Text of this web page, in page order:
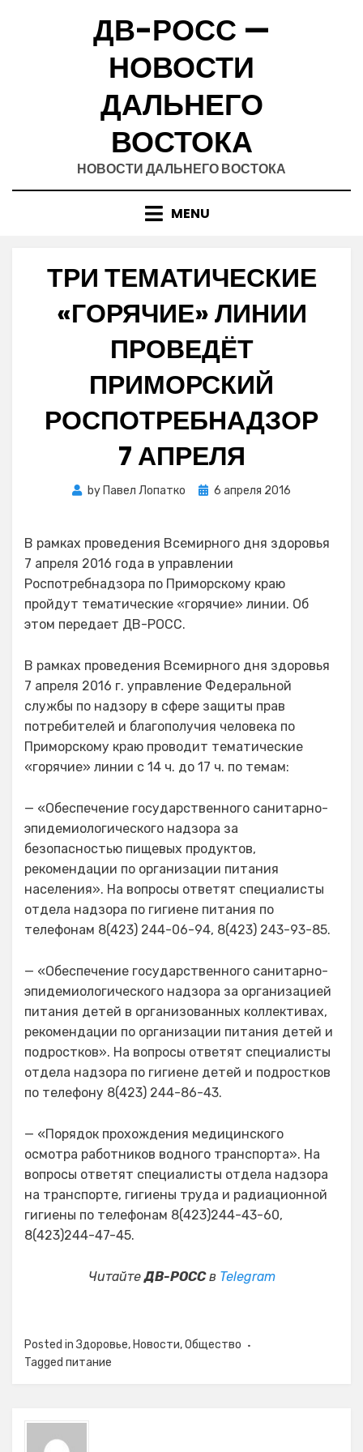
ДВ-РОСС —
НОВОСТИ
ДАЛЬНЕГО
ВОСТОКА
НОВОСТИ ДАЛЬНЕГО ВОСТОКА
MENU
ТРИ ТЕМАТИЧЕСКИЕ
«ГОРЯЧИЕ» ЛИНИИ
ПРОВЕДЁТ
ПРИМОРСКИЙ
РОСПОТРЕБНАДЗОР
7 АПРЕЛЯ
by Павел Лопатко
Posted
6 апреля 2016
В рамках проведения Всемирного дня здоровья
7 апреля 2016 года в управлении
Роспотребнадзора по Приморскому краю
пройдут тематические «горячие» линии. Об
этом передает ДВ-РОСС.
В рамках проведения Всемирного дня здоровья
7 апреля 2016 г. управление Федеральной
службы по надзору в сфере защиты прав
потребителей и благополучия человека по
Приморскому краю проводит тематические
«горячие» линии с 14 ч. до 17 ч. по темам:
— «Обеспечение государственного санитарно-
эпидемиологического надзора за
безопасностью пищевых продуктов,
рекомендации по организации питания
населения». На вопросы ответят специалисты
отдела надзора по гигиене питания по
телефонам 8(423) 244-06-94, 8(423) 243-93-85.
— «Обеспечение государственного санитарно-
эпидемиологического надзора за организацией
питания детей в организованных коллективах,
рекомендации по организации питания детей и
подростков». На вопросы ответят специалисты
отдела надзора по гигиене детей и подростков
по телефону 8(423) 244-86-43.
— «Порядок прохождения медицинского
осмотра работников водного транспорта». На
вопросы ответят специалисты отдела надзора
на транспорте, гигиены труда и радиационной
гигиены по телефонам 8(423)244-43-60,
8(423)244-47-45.
ЧитайтеДВ-РОССв Telegram
Posted inЗдоровье, Новости,Общество
Tagged питание